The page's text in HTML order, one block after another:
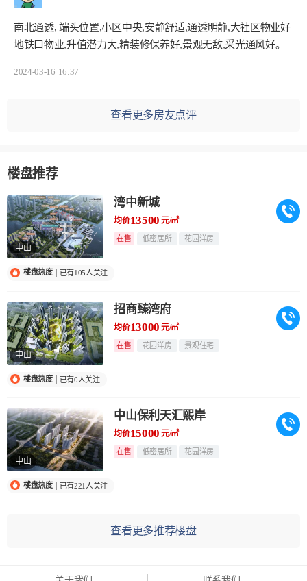
南北通透, 端头位置,小区中央,安静舒适,通透明静,大社区物业好
地铁口物业,升值潜力大,精装修保养好,景观无敌,采光通风好。
2024-03-16 16:37
查看更多房友点评
楼盘推荐
中山
湾中新城
均价13500 元/㎡
在售 低密居所 花园洋房
楼盘热度 已有105人关注
中山
招商臻湾府
均价13000 元/㎡
在售 花园洋房 景观住宅
楼盘热度 已有0人关注
中山
中山保利天汇熙岸
均价15000 元/㎡
在售 低密居所 花园洋房
楼盘热度 已有221人关注
查看更多推荐楼盘